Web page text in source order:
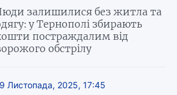
залишилися без житла та
у Тернополі збирають
постраждалим від
обстрілу
Листопада, 2025, 17:45